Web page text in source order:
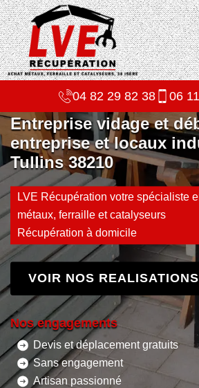
04 82 29 82 38 06
Entreprise vidage et
entreprise et locaux
Tullins 38210
LVE Récupération votre spécialiste
métaux, ferraille et catalyseurs
Récupération à domicile
VOIR NOS REALISATIONS
Nos engagements
Devis et déplacement gratuits
Sans engagement
Artisan passionné